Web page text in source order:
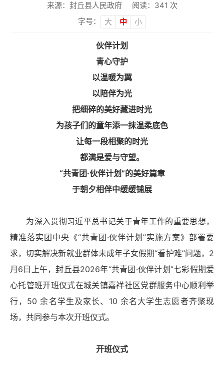
来源：封丘县人民政府
阅读： 341 次
字号：
大 中 小
伙伴计划
青心守护
以温暖为翼
以陪伴为光
把细碎的美好藏进时光
为孩子们的童年添一抹温柔底色
让每一段相聚的时光
都满是爱与守望。
“共青团·伙伴计划”的美好篇章
于朝夕相伴中缓缓铺展
为深入贯彻习近平总书记关于青年工作的重要思想，
精准落实 团中央 《“共青团·伙伴计划”实施方案》部署要
求，切实解决新就业群体未成年子女假期“看护难”问题，2
月6日上午，封丘县2026年“共青团·伙伴计划”七彩假期爱
心托管班开班仪式在城关镇嘉祥社区党群服务中心顺利举
行，50 余名学生及家长、10 余名大学生志愿者齐聚现
场，共同参与本次开班仪式。
开班仪式